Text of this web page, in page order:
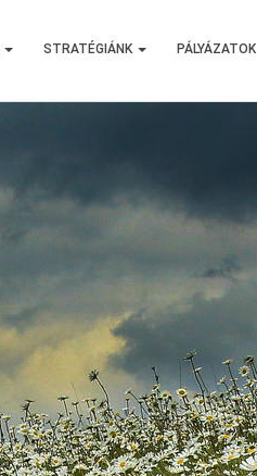
STRATÉGIÁNK PÁLYÁZATOK